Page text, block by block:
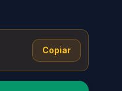
Copiar